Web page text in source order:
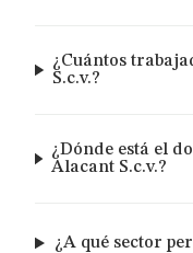
¿Cuántos
S.c.v.?
¿Dónde está el
Alacant S.c.v.?
¿A qué sector